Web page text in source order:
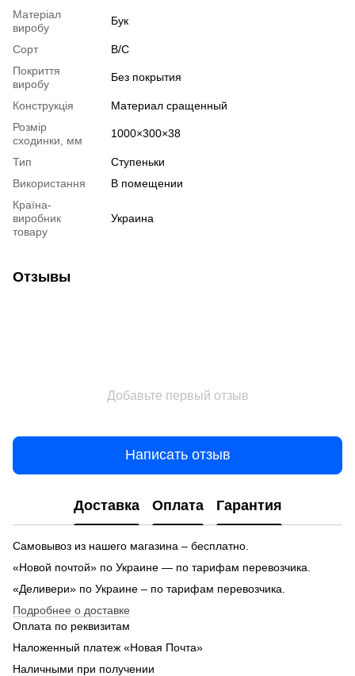
Матеріал
виробу
Бук
Сорт
В/С
Покриття
виробу
Без покрытия
Конструкція
Материал сращенный
Розмір
сходинки, мм
1000×300×38
Тип
Ступеньки
Використання
В помещении
Країна-
виробник
товару
Украина
Отзывы
Добавьте первый отзыв
Написать отзыв
Доставка Оплата Гарантия
Самовывоз из нашего магазина – бесплатно.
«Новой почтой» по Украине — по тарифам перевозчика.
«Деливери» по Украине – по тарифам перевозчика.
Подробнее о доставке
Оплата по реквизитам
Наложенный платеж «Новая Почта»
Наличными при получении